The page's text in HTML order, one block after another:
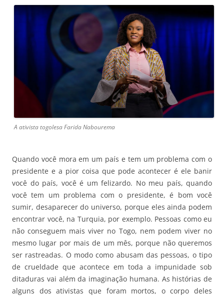
A ativista togolesa Farida Nabourema
Quando você mora em um país e tem um problema com o
presidente e a pior coisa que pode acontecer é ele banir
você do país, você é um felizardo. No meu país, quando
você tem um problema com o presidente, é bom você
sumir, desaparecer do universo, porque eles ainda podem
encontrar você, na Turquia, por exemplo. Pessoas como eu
não conseguem mais viver no Togo, nem podem viver no
mesmo lugar por mais de um mês, porque não queremos
ser rastreadas. O modo como abusam das pessoas, o tipo
de crueldade que acontece em toda a impunidade sob
ditaduras vai além da imaginação humana. As histórias de
alguns dos ativistas que foram mortos, o corpo deles